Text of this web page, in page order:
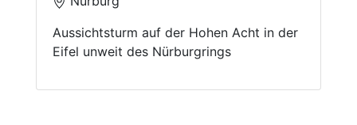
Aussichtsturm auf der Hohen Acht in der
Eifel unweit des Nürburgrings